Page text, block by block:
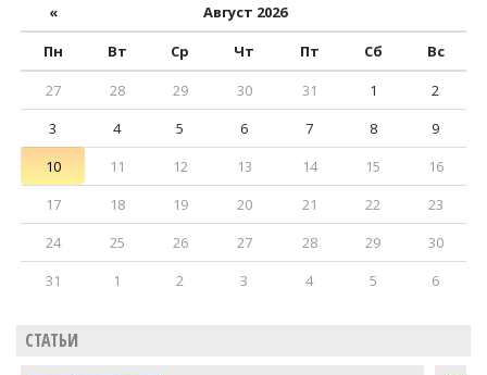
«
Август 2026
Пн
Вт Ср Чт Пт Сб
Вс
27
28 29 30 31 1
2
3
4 5 6 7 8
9
10
11 12 13 14 15
16
17
18 19 20 21 22
23
24
25 26 27 28 29
30
31
1 2 3 4 5 6
СТАТЬИ